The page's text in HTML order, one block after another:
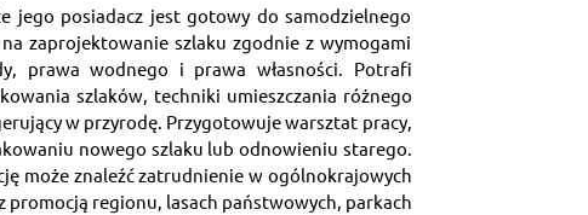
jego posiadacz jest gotowy do samodzielnego
zaprojektowanie szlaku zgodnie z wymogami
prawa wodnego i prawa własności. Potrafi
szlaków, techniki umieszczania różnego
w przyrodę. Przygotowuje warsztat pracy,
nowego szlaku lub odnowieniu starego.
może znaleźć zatrudnienie w ogólnokrajowych
regionu, lasach państwowych, parkach